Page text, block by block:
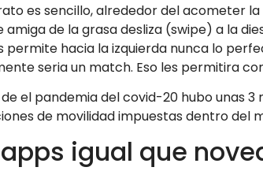
es sencillo, alrededor del acometer
amiga de la grasa desliza (swipe) a la
permite hacia la izquierda nunca lo
seri­a un match. Eso les permitira
de el pandemia del covid-20 hubo unas
de movilidad impuestas dentro del
igual que